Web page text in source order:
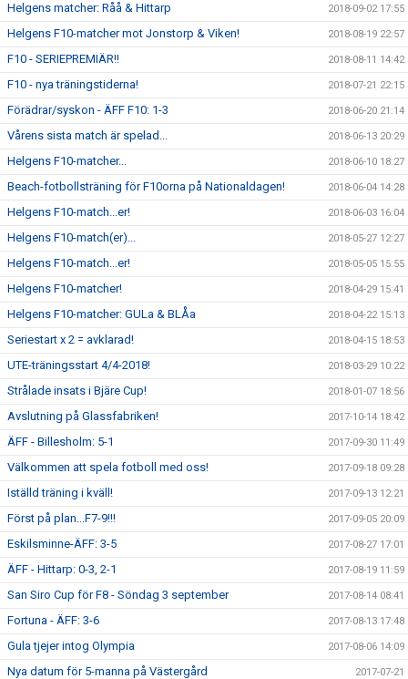
Helgens matcher: Råå & Hittarp 2018-09-02 17:55
Helgens F10-matcher mot Jonstorp & Viken! 2018-08-19 22:57
F10 - SERIEPREMIÄR!! 2018-08-11 14:42
F10 - nya träningstiderna! 2018-07-21 22:15
Förädrar/syskon - ÄFF F10: 1-3 2018-06-20 21:14
Vårens sista match är spelad... 2018-06-13 20:29
Helgens F10-matcher... 2018-06-10 18:27
Beach-fotbollsträning för F10orna på Nationaldagen! 2018-06-04 14:28
Helgens F10-match...er! 2018-06-03 16:04
Helgens F10-match(er)... 2018-05-27 12:27
Helgens F10-match...er! 2018-05-05 15:55
Helgens F10-matcher! 2018-04-29 15:41
Helgens F10-matcher: GULa & BLÅa 2018-04-22 15:13
Seriestart x 2 = avklarad! 2018-04-15 18:53
UTE-träningsstart 4/4-2018! 2018-03-29 10:22
Strålade insats i Bjäre Cup! 2018-01-07 18:56
Avslutning på Glassfabriken! 2017-10-14 18:42
ÄFF - Billesholm: 5-1 2017-09-30 11:49
Välkommen att spela fotboll med oss! 2017-09-18 09:28
Iställd träning i kväll! 2017-09-13 12:21
Först på plan...F7-9!!! 2017-09-05 20:09
Eskilsminne-ÄFF: 3-5 2017-08-27 17:01
ÄFF - Hittarp: 0-3, 2-1 2017-08-19 11:59
San Siro Cup för F8 - Söndag 3 september 2017-08-14 08:41
Fortuna - ÄFF: 3-6 2017-08-13 17:48
Gula tjejer intog Olympia 2017-08-06 14:09
Nya datum för 5-manna på Västergård 2017-07-21